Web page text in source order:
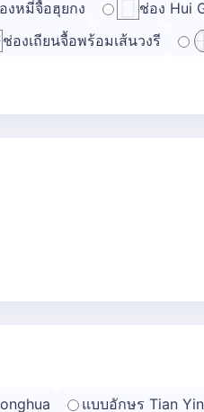
งหมี่จื้อฮุยกง
ช่อง Hui
ช่องเถียนจื้อพร้อมเส้นวงรี
แบบอักษร Tian